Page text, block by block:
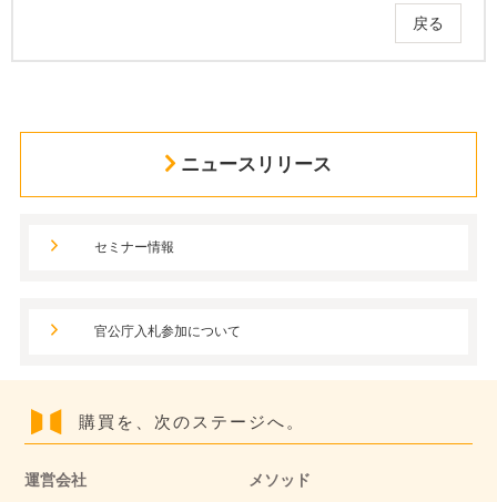
戻る
ニュースリリース
セミナー情報
官公庁入札参加について
購買を、次のステージへ。
運営会社 メソッド